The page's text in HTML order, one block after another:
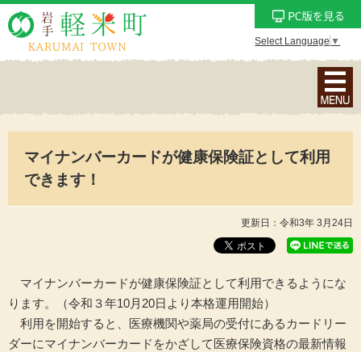
Select Language ▼
ナ
ビ
シ
メ
ニ
ュ
ー
表
示
マイナンバーカードが健康保険証として利用
できます！
更新日：令和3年 3月24日
マイナンバーカードが健康保険証として利用できるようにな
ります。（令和３年10月20日より本格運用開始）
利用を開始すると、医療機関や薬局の受付にあるカードリー
ダーにマイナンバーカードをかざして医療保険資格の最新情報